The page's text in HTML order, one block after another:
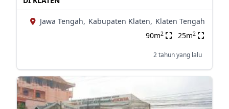
Jawa Tengah, Kabupaten Klaten, Klaten Tengah
90m2 25m2
2 tahun yang lalu